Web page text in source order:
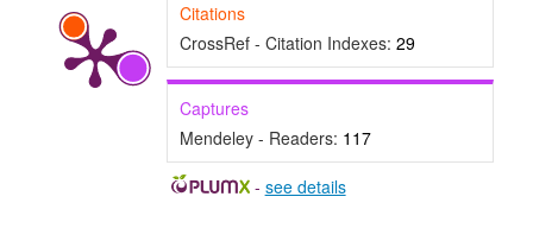
Citations
CrossRef - Citation Indexes: 29
Captures
Mendeley - Readers: 117
- see details